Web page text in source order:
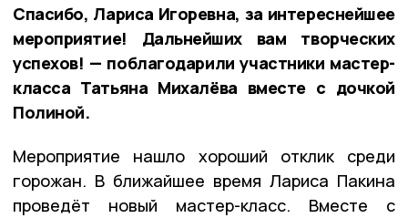
Спасибо, Лариса Игоревна, за интереснейшее
мероприятие! Дальнейших вам творческих
успехов! — поблагодарили участники мастер-
класса Татьяна Михалёва вместе с дочкой
Полиной.
Мероприятие нашло хороший отклик среди
горожан. В ближайшее время Лариса Пакина
проведёт новый мастер-класс. Вместе с